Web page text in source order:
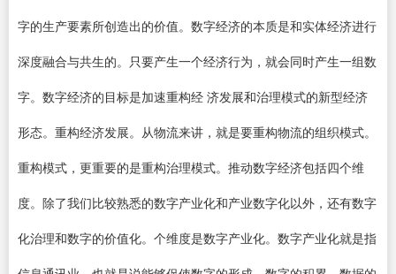
字的生产要素所创造出的价值。数字经济的本质是和实体经济进行
深度融合与共生的。只要产生一个经济行为，就会同时产生一组数
字。数字经济的目标是加速重构经 济发展和治理模式的新型经济
形态。重构经济发展。从物流来讲，就是要重构物流的组织模式。
重构模式，更重要的是重构治理模式。推动数字经济包括四个维
度。除了我们比较熟悉的数字产业化和产业数字化以外，还有数字
化治理和数字的价值化。个维度是数字产业化。数字产业化就是指